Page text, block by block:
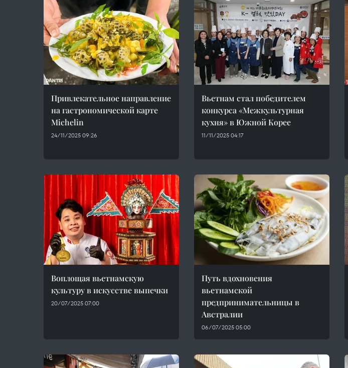
Привлекательное направление
на гастрономической карте
Michelin
24/11/2025 09:26
Вьетнам стал победителем
конкурса «Межкультурная
кухня» в Южной Корее
11/11/2025 04:17
Воплощая вьетнамскую
культуру в искусстве выпечки
20/07/2025 07:00
Путь вдохновения
вьетнамской
предпринимательницы в
Австралии
06/07/2025 05:00